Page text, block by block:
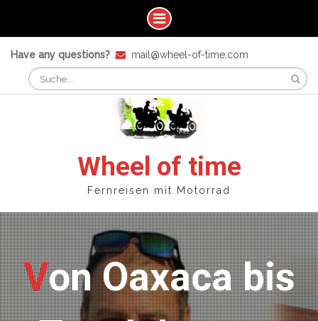
content
Have any questions? mail@wheel-of-time.com
for:
Wheel of time
Fernreisen mit Motorrad
Von Oaxaca bis